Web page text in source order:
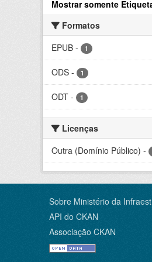
Mostrar somente
Formatos
EPUB - 1
ODS - 1
ODT - 1
Licenças
Outra (Domínio Público) -
Sobre Ministério da
API do CKAN
Associação CKAN